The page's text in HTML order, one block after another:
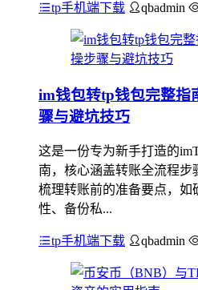
tp手机端下载 qbadmin
im钱包转tp钱包完整指
骤与避坑技巧
这是一份专为新手打造的
南，核心涵盖转账全流程
梳理转账前的准备要点，如
性、备份私...
tp手机端下载 qbadmin